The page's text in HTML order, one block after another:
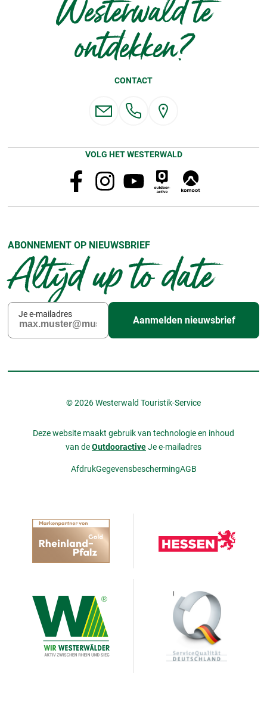
Westerwald te
ontdekken?
CONTACT
VOLG HET WESTERWALD
ABONNEMENT OP NIEUWSBRIEF
Altijd up to date
Je e-mailadres
Aanmelden nieuwsbrief
© 2026 Westerwald Touristik-Service
Deze website maakt gebruik van technologie en inhoud
van deOutdooractiveJe e-mailadres
AfdrukGegevensbeschermingAGB